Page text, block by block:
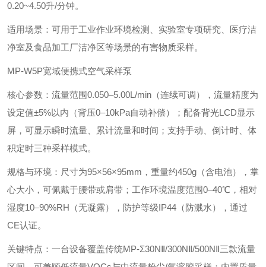
0.20~4.50升/分钟。
‌适用场景‌：可用于工业作业环境检测、实验室专项研究、医疗洁
净室及食品加工厂洁净区等场景的有害物质采样。
MP-W5P宽域便携式空气采样泵
‌核心参数‌：流量范围0.050–5.00L/min（连续可调），流量精度为
设定值±5%以内（背压0–10kPa自动补偿）；配备背光LCD显示
屏，可显示瞬时流量、累计流量和时间；支持手动、倒计时、体
积定时三种采样模式。
‌规格与环境‌：尺寸为95×56×95mm，重量约450g（含电池），掌
心大小，可佩戴于腰带或肩带；工作环境温度范围0–40℃，相对
湿度10–90%RH（无凝露），防护等级IP44（防溅水），通过
CE认证。
‌关键特点‌：一台设备覆盖传统MP-Σ30NⅡ/300NⅡ/500NⅡ三款流量